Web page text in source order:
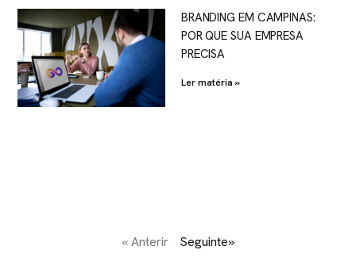
BRANDING EM CAMPINAS:
POR QUE SUA EMPRESA
PRECISA
Ler matéria »
« Anterir Seguinte»